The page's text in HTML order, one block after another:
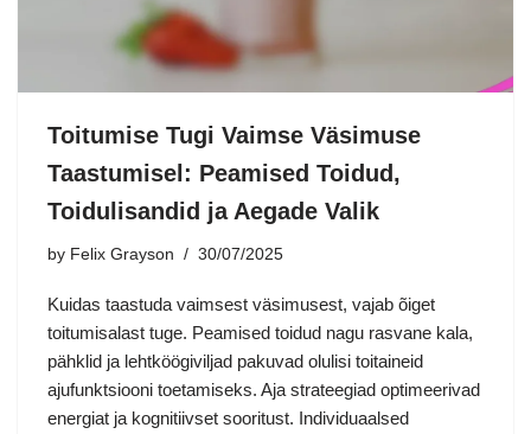
Toitumise Tugi Vaimse Väsimuse
Taastumisel: Peamised Toidud,
Toidulisandid ja Aegade Valik
by Felix Grayson 30/07/2025
Kuidas taastuda vaimsest väsimusest, vajab õiget
toitumisalast tuge. Peamised toidud nagu rasvane kala,
pähklid ja lehtköögiviljad pakuvad olulisi toitaineid
ajufunktsiooni toetamiseks. Aja strateegiad optimeerivad
energiat ja kognitiivset sooritust. Individuaalsed